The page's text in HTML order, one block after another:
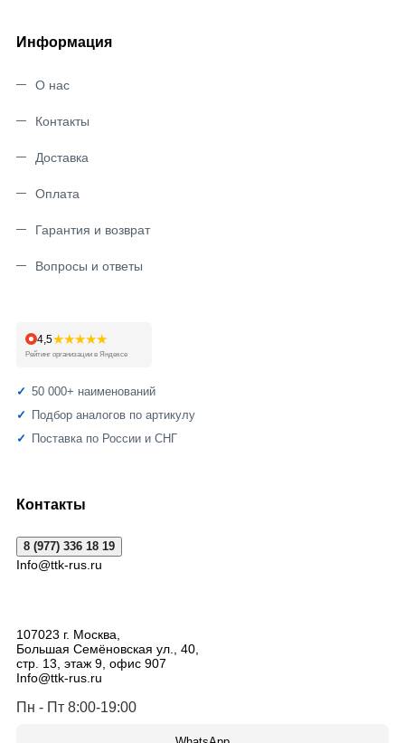
Информация
О нас
Контакты
Доставка
Оплата
Гарантия и возврат
Вопросы и ответы
4,5★★★★★
Рейтинг организации в Яндексе
50 000+ наименований
Подбор аналогов по артикулу
Поставка по России и СНГ
Контакты
8 (977) 336 18 19
Info@ttk-rus.ru
107023 г. Москва,
Большая Семёновская ул., 40,
стр. 13, этаж 9, офис 907
Info@ttk-rus.ru
Пн - Пт 8:00-19:00